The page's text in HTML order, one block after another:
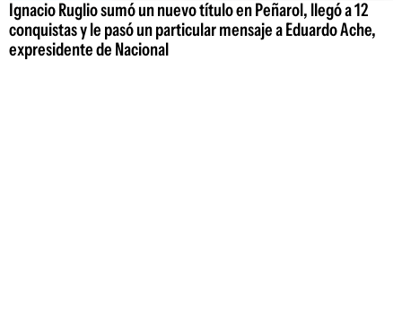
Ignacio Ruglio sumó un nuevo título en Peñarol, llegó a 12
conquistas y le pasó un particular mensaje a Eduardo Ache,
expresidente de Nacional